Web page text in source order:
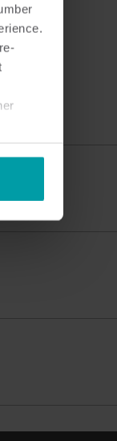
solutions innovantes